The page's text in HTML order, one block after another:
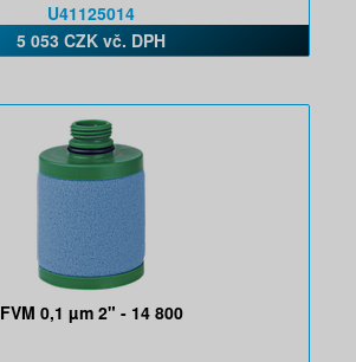
U41125014
5 053 CZK vč. DPH
FVM 0,1 µm 2" - 14 800